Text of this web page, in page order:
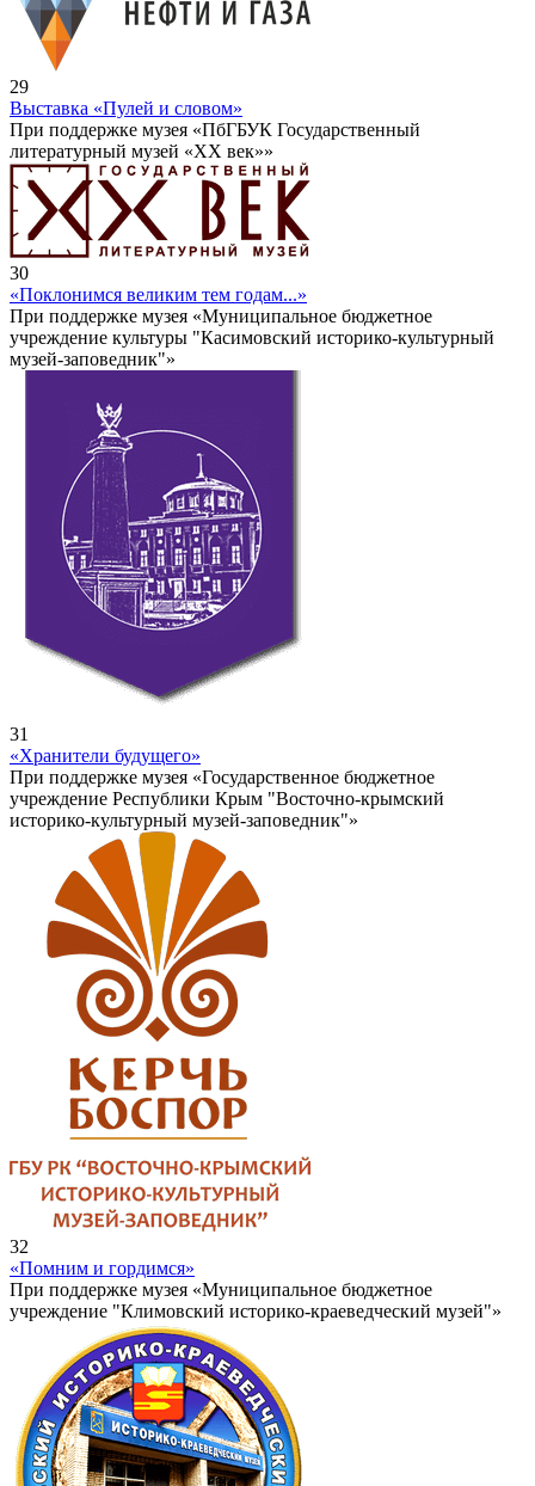
29
Выставка «Пулей и словом»
При поддержке музея «ПбГБУК Государственный
литературный музей «ХХ век»»
30
«Поклонимся великим тем годам...»
При поддержке музея «Муниципальное бюджетное
учреждение культуры "Касимовский историко-культурный
музей-заповедник"»
31
«Хранители будущего»
При поддержке музея «Государственное бюджетное
учреждение Республики Крым "Восточно-крымский
историко-культурный музей-заповедник"»
32
«Помним и гордимся»
При поддержке музея «Муниципальное бюджетное
учреждение "Климовский историко-краеведческий музей"»